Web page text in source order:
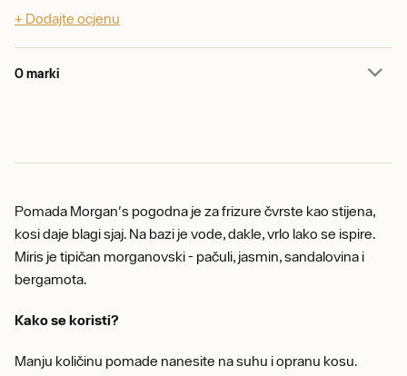
+ Dodajte ocjenu
O marki
Pomada Morgan's pogodna je za frizure čvrste kao stijena,
kosi daje blagi sjaj. Na bazi je vode, dakle, vrlo lako se ispire.
Miris je tipičan morganovski - pačuli, jasmin, sandalovina i
bergamota.
Kako se koristi?
Manju količinu pomade nanesite na suhu i opranu kosu.